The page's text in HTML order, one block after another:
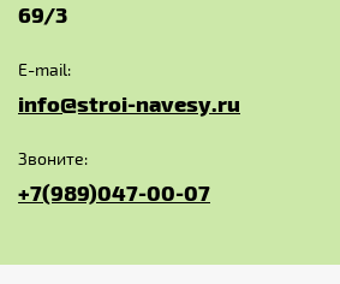
69/3
E-mail:
info@stroi-navesy.ru
Звоните:
+7(989)047-00-07